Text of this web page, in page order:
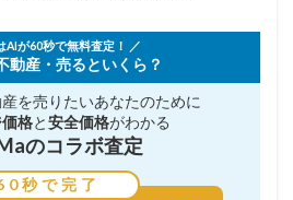
AIが60秒で無料査定！ ／
動産・売るといくら？
を売りたいあなたのために
格と安全価格がわかる
のコラボ査定
秒で完了